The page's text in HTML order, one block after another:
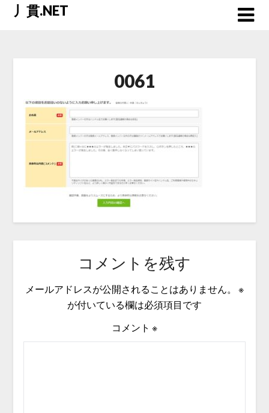
Skip丿貫.NET
0061
コメントを残す
メールアドレスが公開されることはありません。
※
が付いている欄は必須項目です
コメント ※